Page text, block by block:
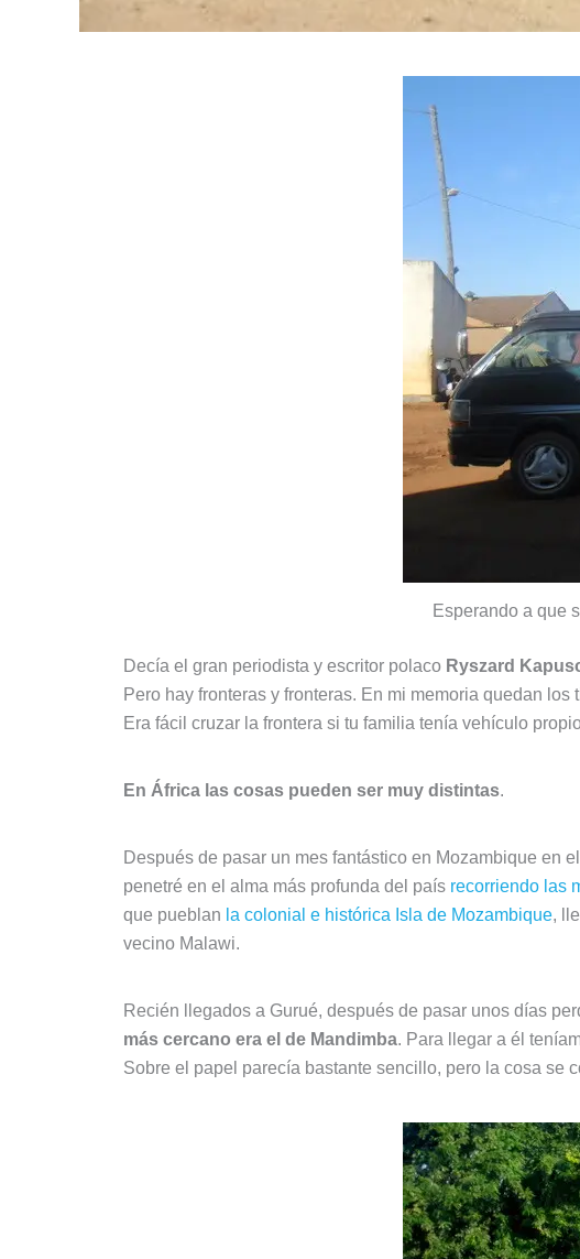
Esperando a que
Decía el gran periodista y escritor polaco Ryszard
Pero hay fronteras y fronteras. En mi memoria quedan
Era fácil cruzar la frontera si tu familia tenía vehículo
En África las cosas pueden ser muy distintas.
Después de pasar un mes fantástico en Mozambique en
penetré en el alma más profunda del país recorriendo las
que pueblan la colonial e histórica Isla de Mozambique,
vecino Malawi.
Recién llegados a Gurué, después de pasar unos días
más cercano era el de Mandimba. Para llegar a él
Sobre el papel parecía bastante sencillo, pero la cosa se